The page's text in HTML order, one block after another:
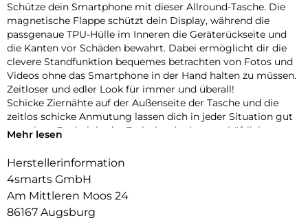
Schütze dein Smartphone mit dieser Allround-Tasche. Die
magnetische Flappe schützt dein Display, während die
passgenaue TPU-Hülle im Inneren die Geräterückseite und
die Kanten vor Schäden bewahrt. Dabei ermöglicht dir die
clevere Standfunktion bequemes betrachten von Fotos und
Videos ohne das Smartphone in der Hand halten zu müssen.
Zeitloser und edler Look für immer und überall!
Schicke Ziernähte auf der Außenseite der Tasche und die
zeitlos schicke Anmutung lassen dich in jeder Situation gut
aussehen. Egal ob in der Freizeit oder im geschäftlichen
Mehr lesen
Herstellerinformation
4smarts GmbH
Am Mittleren Moos 24
86167 Augsburg